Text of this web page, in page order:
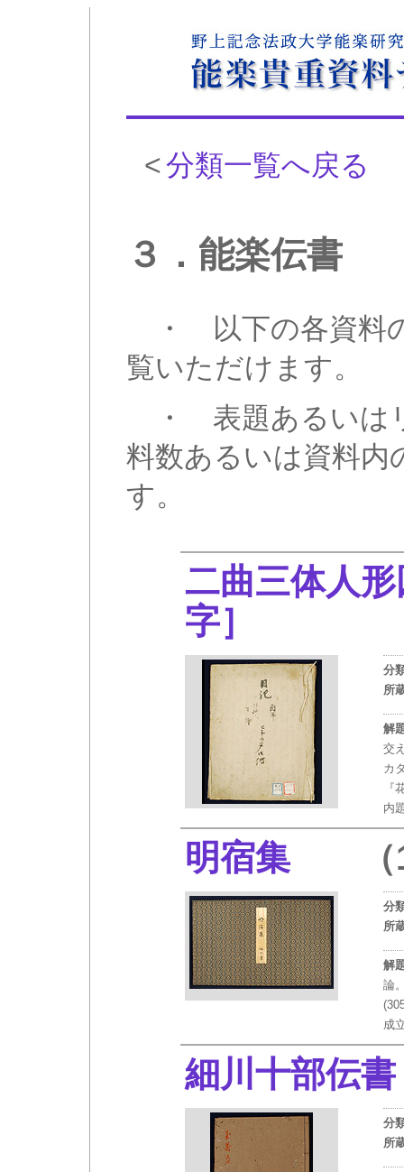
<分類一覧へ戻る
３．能楽伝書
・ 以下の各資料
覧いただけます。
・ 表題あるいは
料数あるいは資料内
す。
二曲三体人
字］
分
所
解
交
カ
『
内
明宿集 （
分
所
解
論
成
細川十部伝
分
所